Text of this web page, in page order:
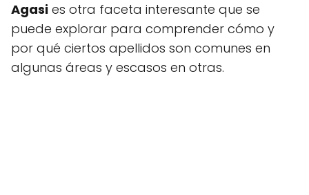
Agasi es otra faceta interesante que se
puede explorar para comprender cómo y
por qué ciertos apellidos son comunes en
algunas áreas y escasos en otras.